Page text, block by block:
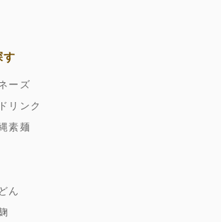
す
ーズ
リンク
素麺
ん